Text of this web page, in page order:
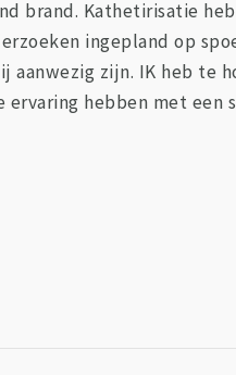
brand. Kathetirisatie
ingepland op
aanwezig zijn. IK heb te
hebben met een